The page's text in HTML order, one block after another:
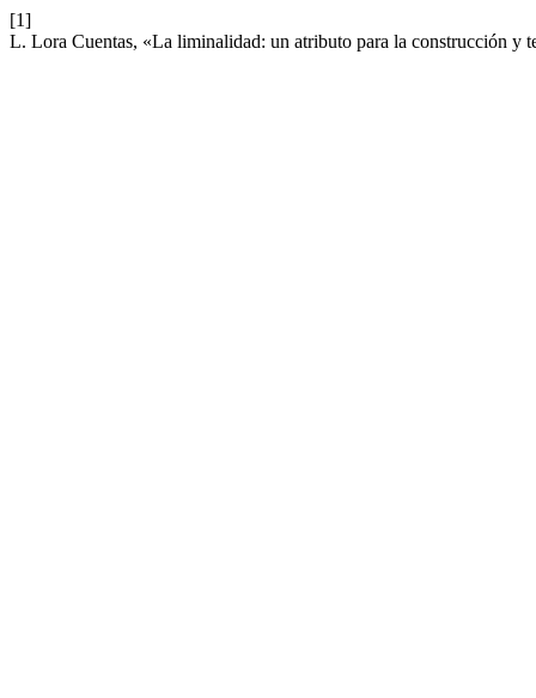
[1]
L. Lora Cuentas, «La liminalidad: un atributo para la construcción y